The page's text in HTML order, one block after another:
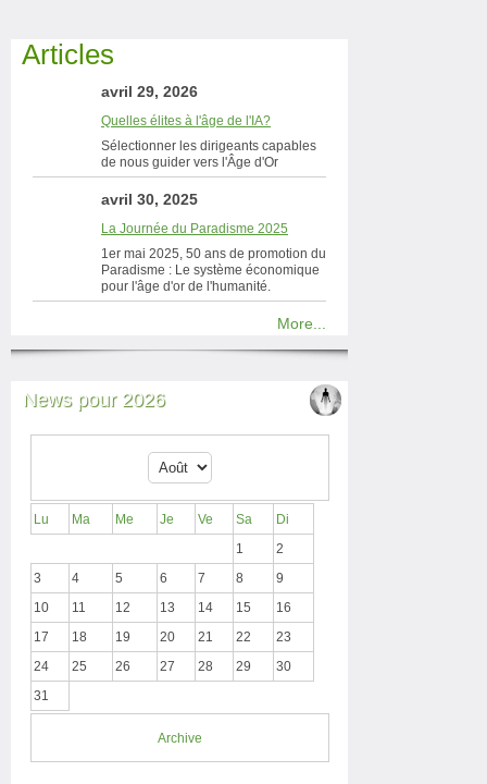
Articles
avril 29, 2026
Quelles élites à l'âge de l'IA?
Sélectionner les dirigeants capables
de nous guider vers l'Âge d'Or
avril 30, 2025
La Journée du Paradisme 2025
1er mai 2025, 50 ans de promotion du
Paradisme : Le système économique
pour l'âge d'or de l'humanité.
More...
News pour 2026
Lu Ma Me Je Ve Sa
Di
1
2
3
4 5 6 7 8
9
10
11 12 13 14 15
16
17
18 19 20 21 22
23
24
25 26 27 28 29
30
31
Archive